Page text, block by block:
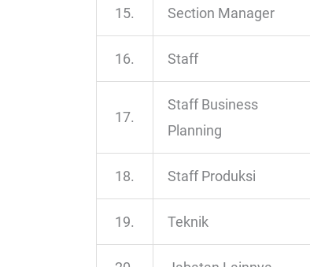
15. Section Manager
16. Staff
17.
Staff Business
Planning
18. Staff Produksi
19. Teknik